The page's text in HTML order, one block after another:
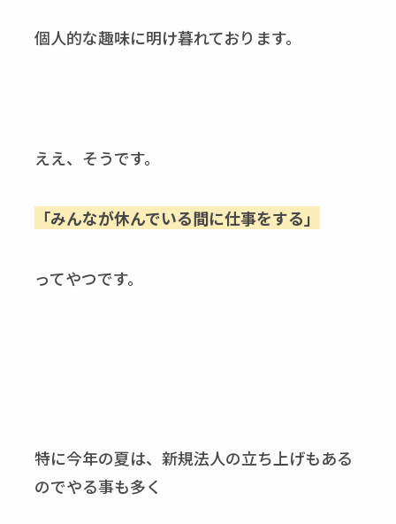
個人的な趣味に明け暮れております。
ええ、そうです。
「みんなが休んでいる間に仕事をする」
ってやつです。
特に今年の夏は、新規法人の立ち上げもある
のでやる事も多く